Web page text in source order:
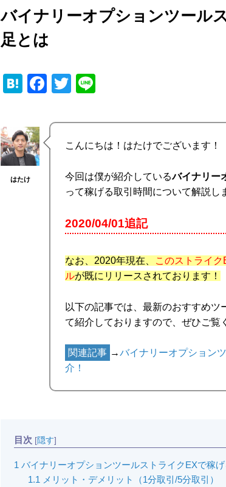
バイナリーオプションツール
足とは
H
e
n
a
F
c
e
T
tt
er
e
はたけ
こんにちは！はたけでございます！
今回は僕が紹介しているバイナリー
って稼げる取引時間について解説し
2020/04/01追記
なお、2020年現在、
このストライ
ルが既にリリースされております！
以下の記事では、最新のおすすめ
て紹介しておりますので、ぜひご覧
関連記事 →バイナリーオプション
介！
目次 [隠す]
1 バイナリーオプションツールストライクEXで稼
1.1 メリット・デメリット（1分取引/5分取引）